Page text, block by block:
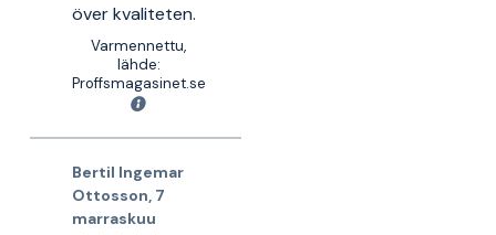
över kvaliteten.
Varmennettu,
lähde:
Proffsmagasinet.se
Bertil Ingemar
Ottosson, 7
marraskuu